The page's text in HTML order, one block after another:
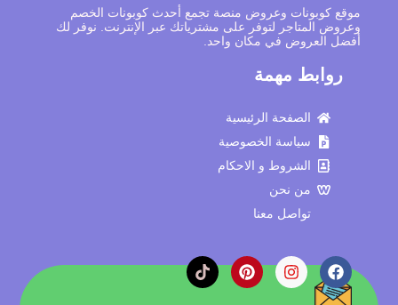
موقع كوبونات وعروض منصة تجمع أحدث كوبونات الخصم
وعروض المتاجر لتوفر على مشترياتك عبر الإنترنت. نوفر لك
أفضل العروض في مكان واحد.
روابط مهمة
الصفحة الرئيسية
سياسة الخصوصية
الشروط و الاحكام
من نحن
تواصل معنا